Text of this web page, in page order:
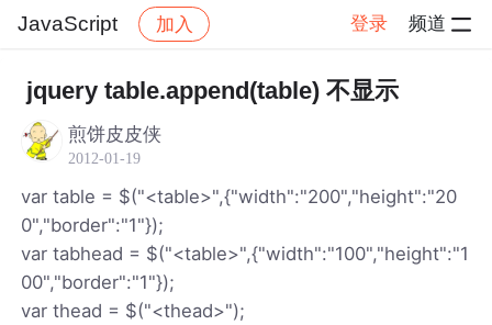
JavaScript 加入 登录 频道
社区 JavaScript 帖子详情
jquery table.append(table) 不显示
煎饼皮皮侠
2012-01-19
var table = $("<table>",{"width":"200","height":"20
0","border":"1"});
var tabhead = $("<table>",{"width":"100","height":"1
00","border":"1"});
var thead = $("<thead>");